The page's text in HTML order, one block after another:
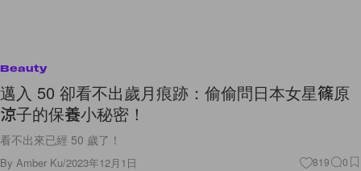
Beauty
邁入 50 卻看不出歲月痕跡：偷偷問日本女星篠原
涼子的保養小秘密！
看不出來已經 50 歲了！
By Amber Ku/2023年12月1日 819 0